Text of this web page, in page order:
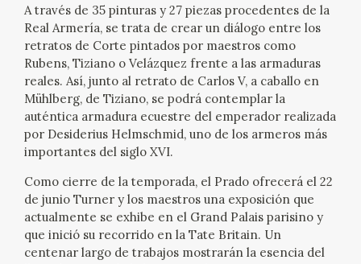
FRANCISCO DE GOYA
BIOGRAFÍA
CRONOLOGÍA
EL VIAJE DE GOYA
GOYA EN EL MUNDO
GOYA EN ARAGÓN
A través de 35 pinturas y 27 piezas procedentes de la
Real Armería, se trata de crear un diálogo entre los
retratos de Corte pintados por maestros como
Rubens, Tiziano o Velázquez frente a las armaduras
reales. Así, junto al retrato de Carlos V, a caballo en
Mühlberg, de Tiziano, se podrá contemplar la
auténtica armadura ecuestre del emperador realizada
por Desiderius Helmschmid, uno de los armeros más
importantes del siglo XVI.
Como cierre de la temporada, el Prado ofrecerá el 22
de junio Turner y los maestros una exposición que
actualmente se exhibe en el Grand Palais parisino y
que inició su recorrido en la Tate Britain. Un
centenar largo de trabajos mostrarán la esencia del